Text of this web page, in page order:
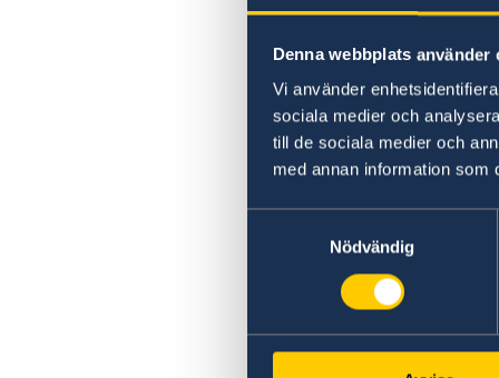
Denna webbplats använder
Vi använder
sociala medier och
till de sociala medier och
med annan information som
Nödvändig